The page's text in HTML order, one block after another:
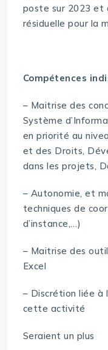
poste sur 2023 et
résiduelle pour la
Compétences
– Maitrise des
Système
en priorité au
et des Droits,
dans les projets,
– Autonomie, et
techniques de
d’instance,…)
– Maitrise des
Excel
– Discrétion liée à
cette activité
Seraient un plus